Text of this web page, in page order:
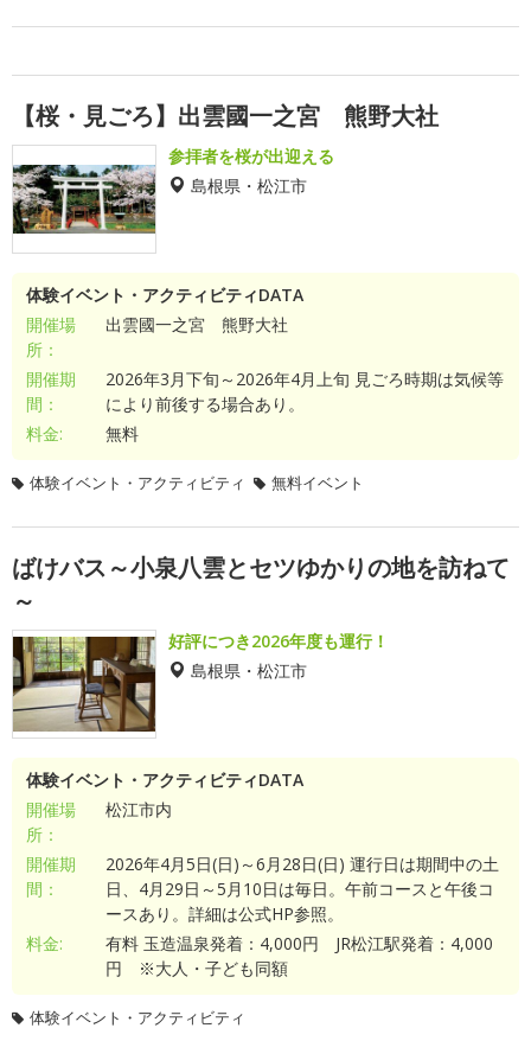
【桜・見ごろ】出雲國一之宮 熊野大社
参拝者を桜が出迎える
島根県・松江市
体験イベント・アクティビティDATA
開催場
所：
出雲國一之宮 熊野大社
開催期
間：
2026年3月下旬～2026年4月上旬 見ごろ時期は気候等
により前後する場合あり。
料金:
無料
体験イベント・アクティビティ 無料イベント
ばけバス～小泉八雲とセツゆかりの地を訪ねて
～
好評につき2026年度も運行！
島根県・松江市
体験イベント・アクティビティDATA
開催場
所：
松江市内
開催期
間：
2026年4月5日(日)～6月28日(日) 運行日は期間中の土
日、4月29日～5月10日は毎日。午前コースと午後コ
ースあり。詳細は公式HP参照。
料金:
有料 玉造温泉発着：4,000円 JR松江駅発着：4,000
円 ※大人・子ども同額
体験イベント・アクティビティ